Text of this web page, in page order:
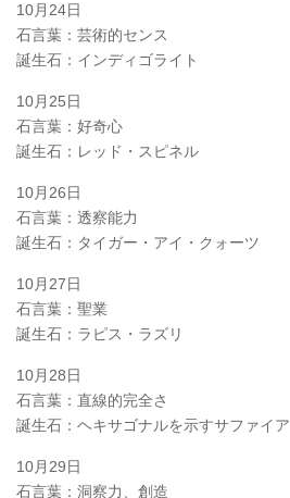
10月24日
石言葉：芸術的センス
誕生石：インディゴライト
10月25日
石言葉：好奇心
誕生石：レッド・スピネル
10月26日
石言葉：透察能力
誕生石：タイガー・アイ・クォーツ
10月27日
石言葉：聖業
誕生石：ラピス・ラズリ
10月28日
石言葉：直線的完全さ
誕生石：ヘキサゴナルを示すサファイア
10月29日
石言葉：洞察力、創造